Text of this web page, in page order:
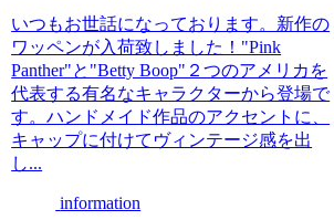
いつもお世話になっております。新作の
ワッペンが入荷致しました！"Pink
Panther"と"Betty Boop"２つのアメリカを
代表する有名なキャラクターから登場で
す。ハンドメイド作品のアクセントに、
キャップに付けてヴィンテージ感を出
し...
information